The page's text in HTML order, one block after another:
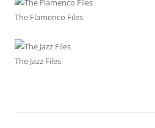
The Flamenco Files
The Jazz Files